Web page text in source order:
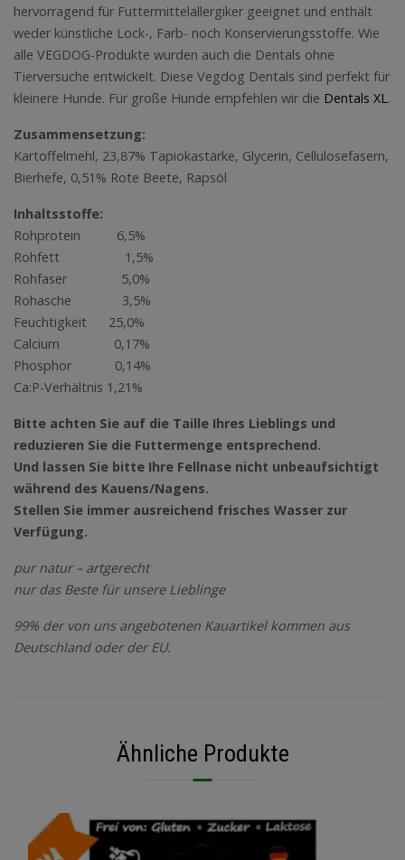
hervorragend für Futtermittelallergiker geeignet und enthält
weder künstliche Lock-, Farb- noch Konservierungsstoffe. Wie
alle VEGDOG-Produkte wurden auch die Dentals ohne
Tierversuche entwickelt. Diese Vegdog Dentals sind perfekt für
kleinere Hunde. Für große Hunde empfehlen wir die Dentals XL.
Zusammensetzung:
Kartoffelmehl, 23,87% Tapiokastärke, Glycerin, Cellulosefasern,
Bierhefe, 0,51% Rote Beete, Rapsöl
Inhaltsstoffe:
Rohprotein 6,5%
Rohfett 1,5%
Rohfaser 5,0%
Rohasche 3,5%
Feuchtigkeit 25,0%
Calcium 0,17%
Phosphor 0,14%
Ca:P-Verhältnis 1,21%
Bitte achten Sie auf die Taille Ihres Lieblings und
reduzieren Sie die Futtermenge entsprechend.
Und lassen Sie bitte Ihre Fellnase nicht unbeaufsichtigt
während des Kauens/Nagens.
Stellen Sie immer ausreichend frisches Wasser zur
Verfügung.
pur natur – artgerecht
nur das Beste für unsere Lieblinge
99% der von uns angebotenen Kauartikel kommen aus
Deutschland oder der EU.
Ähnliche Produkte